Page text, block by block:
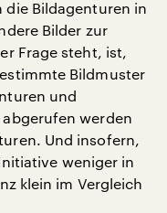
die Bildagenturen in
Bilder zur
Frage steht, ist,
Bildmuster
und
werden
Und insofern,
weniger in
klein im Vergleich